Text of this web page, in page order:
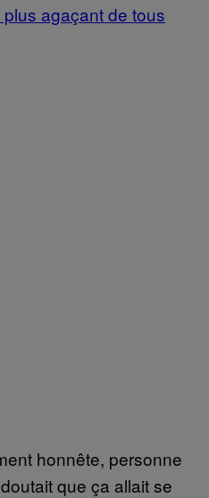
agaçant de tous
honnête, personne
que ça allait se